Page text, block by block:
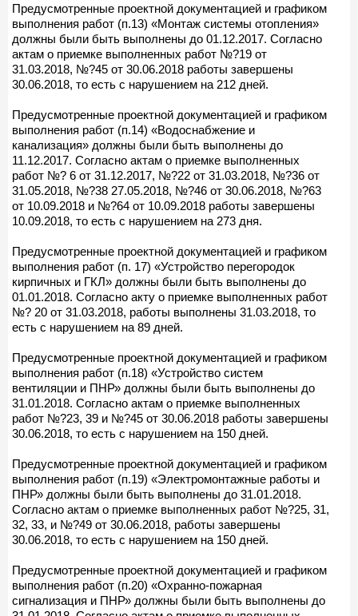
Предусмотренные проектной документацией и графиком
выполнения работ (п.13) «Монтаж системы отопления»
должны были быть выполнены до 01.12.2017. Согласно
актам о приемке выполненных работ №?19 от
31.03.2018, №?45 от 30.06.2018 работы завершены
30.06.2018, то есть с нарушением на 212 дней.
Предусмотренные проектной документацией и графиком
выполнения работ (п.14) «Водоснабжение и
канализация» должны были быть выполнены до
11.12.2017. Согласно актам о приемке выполненных
работ №? 6 от 31.12.2017, №?22 от 31.03.2018, №?36 от
31.05.2018, №?38 27.05.2018, №?46 от 30.06.2018, №?63
от 10.09.2018 и №?64 от 10.09.2018 работы завершены
10.09.2018, то есть с нарушением на 273 дня.
Предусмотренные проектной документацией и графиком
выполнения работ (п. 17) «Устройство перегородок
кирпичных и ГКЛ» должны были быть выполнены до
01.01.2018. Согласно акту о приемке выполненных работ
№? 20 от 31.03.2018, работы выполнены 31.03.2018, то
есть с нарушением на 89 дней.
Предусмотренные проектной документацией и графиком
выполнения работ (п.18) «Устройство систем
вентиляции и ПНР» должны были быть выполнены до
31.01.2018. Согласно актам о приемке выполненных
работ №?23, 39 и №?45 от 30.06.2018 работы завершены
30.06.2018, то есть с нарушением на 150 дней.
Предусмотренные проектной документацией и графиком
выполнения работ (п.19) «Электромонтажные работы и
ПНР» должны были быть выполнены до 31.01.2018.
Согласно актам о приемке выполненных работ №?25, 31,
32, 33, и №?49 от 30.06.2018, работы завершены
30.06.2018, то есть с нарушением на 150 дней.
Предусмотренные проектной документацией и графиком
выполнения работ (п.20) «Охранно-пожарная
сигнализация и ПНР» должны были быть выполнены до